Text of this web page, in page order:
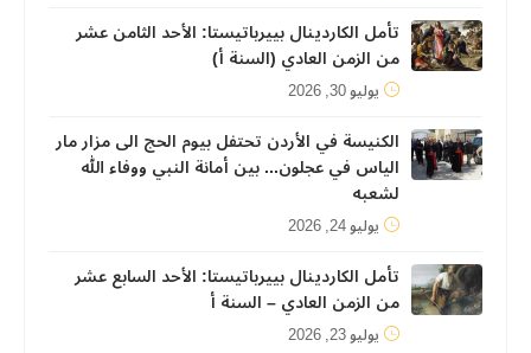
تأمل الكاردينال بييرباتيستا: الأحد الثامن عشر
من الزمن العادي (السنة أ)
يوليو 30, 2026
الكنيسة في الأردن تحتفل بيوم الحج الى مزار مار
الياس في عجلون... بين أمانة النبي ووفاء الله
لشعبه
يوليو 24, 2026
تأمل الكاردينال بييرباتيستا: الأحد السابع عشر
من الزمن العادي – السنة أ
يوليو 23, 2026